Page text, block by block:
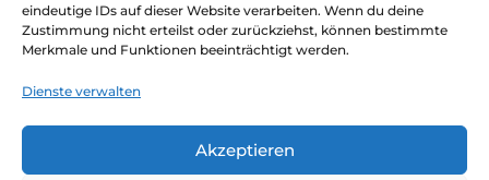
eindeutige IDs auf dieser Website verarbeiten. Wenn du deine
Zustimmung nicht erteilst oder zurückziehst, können bestimmte
Merkmale und Funktionen beeinträchtigt werden.
Dienste verwalten
Akzeptieren
JA, ich will ‐ monatlich über Konzerte
und Veranstaltungen im Freiraum